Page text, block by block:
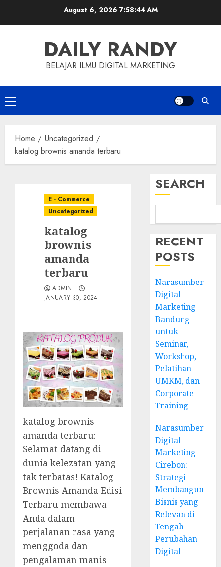
August 6, 2026 7:58:45 AM
DAILY RANDY
BELAJAR ILMU DIGITAL MARKETING
Primary
Menu
Home
Uncategorized
katalog brownis amanda terbaru
E - Commerce
Uncategorized
katalog
brownis
amanda
terbaru
ADMIN
JANUARY 30, 2024
katalog brownis
amanda terbaru:
Selamat datang di
dunia kelezatan yang
tak terbatas! Katalog
Brownis Amanda Edisi
Terbaru membawa
Anda dalam
perjalanan rasa yang
menggoda dan
pengalaman manis
SEARCH
RECENT
POSTS
Narasumber
Digital
Marketing
Bandung
untuk
Seminar,
Workshop,
Pelatihan
UMKM, dan
Corporate
Training
Narasumber
Digital
Marketing
Cirebon:
Strategi
Membangun
Bisnis yang
Relevan di
Tengah
Perubahan
Digital